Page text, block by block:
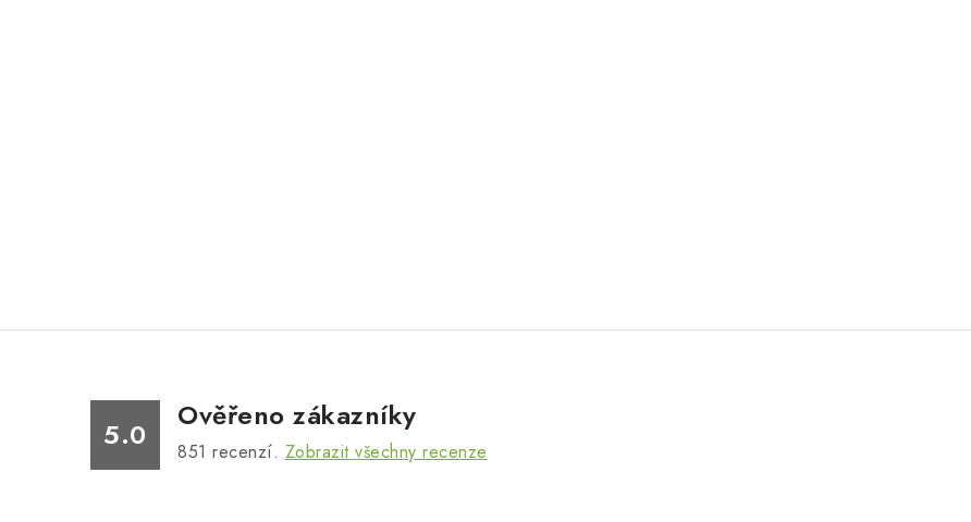
5.0
Ověřeno zákazníky
851 recenzí. Zobrazit všechny recenze